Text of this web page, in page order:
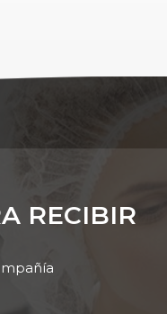
RECIBIR